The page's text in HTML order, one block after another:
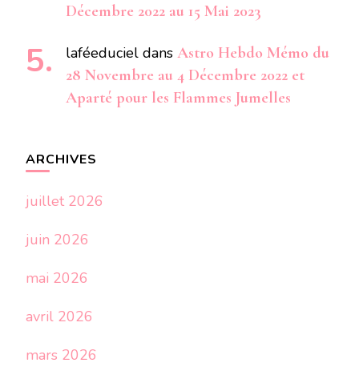
Décembre 2022 au 15 Mai 2023
laféeduciel dans Astro Hebdo Mémo du
28 Novembre au 4 Décembre 2022 et
Aparté pour les Flammes Jumelles
ARCHIVES
juillet 2026
juin 2026
mai 2026
avril 2026
mars 2026